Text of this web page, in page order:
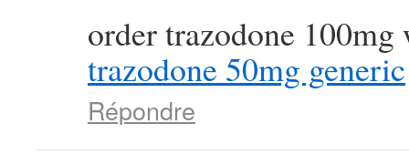
order trazodone
trazodone 50mg generic
Répondre